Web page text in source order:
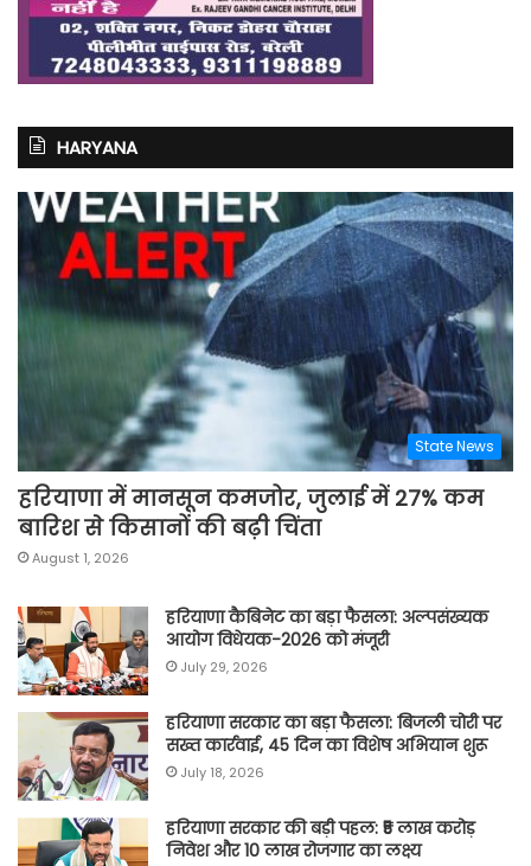
HARYANA
State News
हरियाणा में मानसून कमजोर, जुलाई में 27% कम
बारिश से किसानों की बढ़ी चिंता
August 1, 2026
हरियाणा कैबिनेट का बड़ा फैसला: अल्पसंख्यक
आयोग विधेयक-2026 को मंजूरी
July 29, 2026
हरियाणा सरकार का बड़ा फैसला: बिजली चोरी पर
सख्त कार्रवाई, 45 दिन का विशेष अभियान शुरू
July 18, 2026
हरियाणा सरकार की बड़ी पहल: ₹5 लाख करोड़
निवेश और 10 लाख रोजगार का लक्ष्य